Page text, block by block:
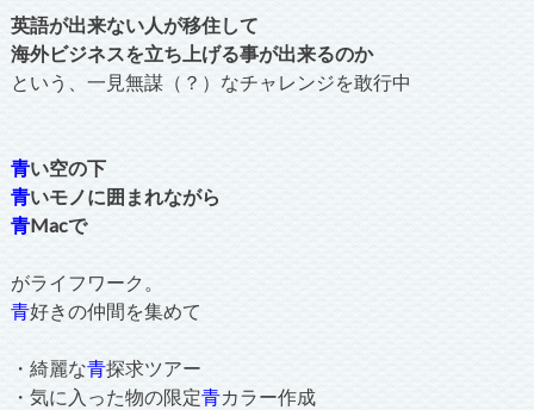
英語が出来ない人が移住して
海外ビジネスを立ち上げる事が出来るのか
という、一見無謀（？）なチャレンジを敢行中
青い空の下
青いモノに囲まれながら
青Macで
がライフワーク。
青好きの仲間を集めて
・綺麗な青探求ツアー
・気に入った物の限定青カラー作成